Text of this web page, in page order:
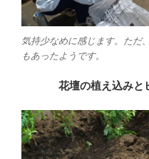
気持少なめに感じます。ただ
もあったようです。
花壇の植え込みと